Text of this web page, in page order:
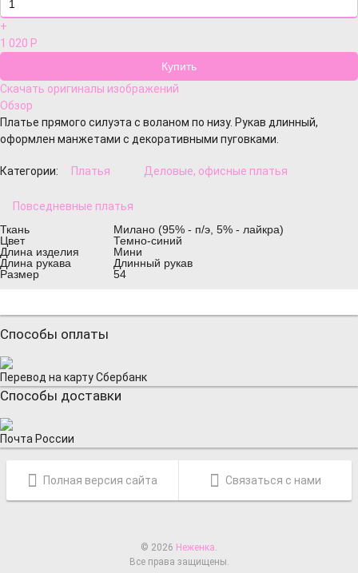
+
1 020 Р
Скачать оригиналы изображений
Обзор
Платье прямого силуэта с воланом по низу. Рукав длинный,
оформлен манжетами с декоративными пуговками.
Категории: Платья Деловые, офисные платья
Повседневные платья
Ткань
Милано (95% - п/э, 5% - лайкра)
Цвет
Темно-синий
Длина изделия
Мини
Длина рукава
Длинный рукав
Размер
54
Способы оплаты
Перевод на карту Сбербанк
Способы доставки
Почта России
Полная версия сайта Связаться с нами
© 2026 Неженка.
Все права защищены.